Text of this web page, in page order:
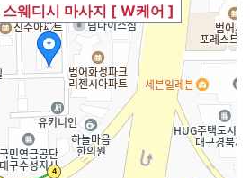
웨디시 마사지 [ W케어 ]